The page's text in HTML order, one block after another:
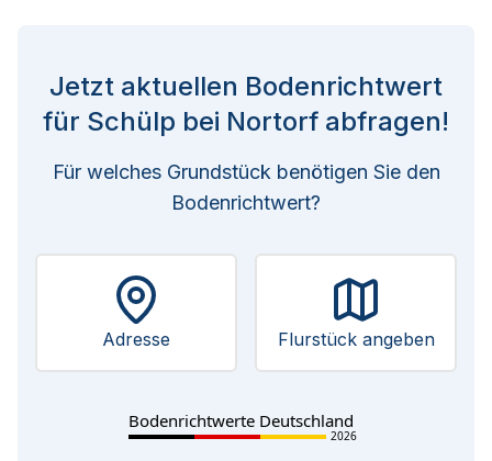
Jetzt aktuellen Bodenrichtwert
für Schülp bei Nortorf abfragen!
Für welches Grundstück benötigen Sie den
Bodenrichtwert?
Adresse Flurstück angeben
Bodenrichtwerte Deutschland
2026